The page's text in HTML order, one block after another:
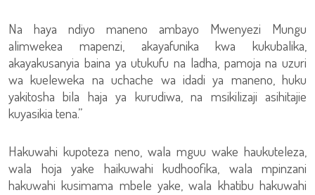
Na haya ndiyo maneno ambayo Mwenyezi Mungu
alimwekea mapenzi, akayafunika kwa kukubalika,
akayakusanyia baina ya utukufu na ladha, pamoja na uzuri
wa kueleweka na uchache wa idadi ya maneno, huku
yakitosha bila haja ya kurudiwa, na msikilizaji asihitajie
kuyasikia tena.”
Hakuwahi kupoteza neno, wala mguu wake haukuteleza,
wala hoja yake haikuwahi kudhoofika, wala mpinzani
hakuwahi kusimama mbele yake, wala khatibu hakuwahi